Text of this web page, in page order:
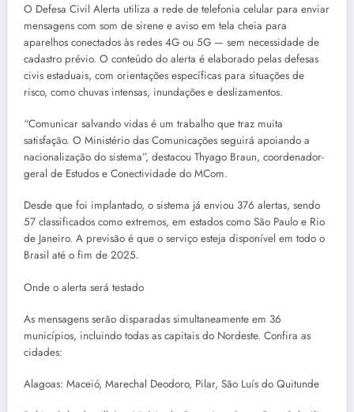
O Defesa Civil Alerta utiliza a rede de telefonia celular para enviar
mensagens com som de sirene e aviso em tela cheia para
aparelhos conectados às redes 4G ou 5G — sem necessidade de
cadastro prévio. O conteúdo do alerta é elaborado pelas defesas
civis estaduais, com orientações específicas para situações de
risco, como chuvas intensas, inundações e deslizamentos.
“Comunicar salvando vidas é um trabalho que traz muita
satisfação. O Ministério das Comunicações seguirá apoiando a
nacionalização do sistema”, destacou Thyago Braun, coordenador-
geral de Estudos e Conectividade do MCom.
Desde que foi implantado, o sistema já enviou 376 alertas, sendo
57 classificados como extremos, em estados como São Paulo e Rio
de Janeiro. A previsão é que o serviço esteja disponível em todo o
Brasil até o fim de 2025.
Onde o alerta será testado
As mensagens serão disparadas simultaneamente em 36
municípios, incluindo todas as capitais do Nordeste. Confira as
cidades:
Alagoas: Maceió, Marechal Deodoro, Pilar, São Luís do Quitunde